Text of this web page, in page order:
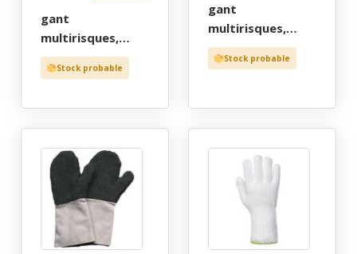
gant
multirisques,
froid -30°c chimie
cat 3, pvc souple
, long 30 cm, t9 a
10 - gants de
protection par
cher!
Stock probable
gant
multirisques,
froid -30°c,
double bouclette,
et 3/4 dos nitrile
sable noir,
elastique, t8 a 11
Stock probable